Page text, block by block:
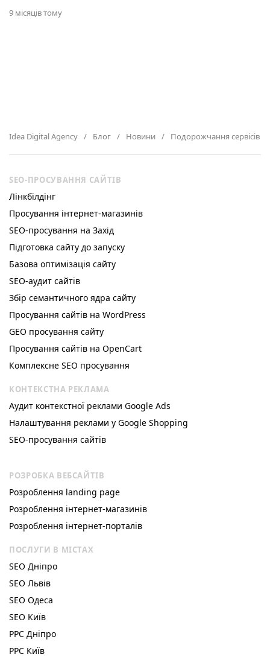
9 місяців тому
Idea Digital Agency Блог Новини Подорожчання сервісів
SEO-ПРОСУВАННЯ САЙТІВ
Лінкбілдінг
Просування інтернет-магазинів
SEO-просування на Захід
Підготовка сайту до запуску
Базова оптимізація сайту
SEO-аудит сайтів
Збір семантичного ядра сайту
Просування сайтів на WordPress
GEO просування сайту
Просування сайтів на OpenCart
Комплексне SEO просування
КОНТЕКСТНА РЕКЛАМА
Аудит контекстної реклами Google Ads
Налаштування реклами у Google Shopping
SEO-просування сайтів
РОЗРОБКА ВЕБСАЙТІВ
Розроблення landing page
Розроблення інтернет-магазинів
Розроблення інтернет-порталів
ПОСЛУГИ В МІСТАХ
SEO Дніпро
SEO Львів
SEO Одеса
SEO Київ
РРС Дніпро
РРС Київ